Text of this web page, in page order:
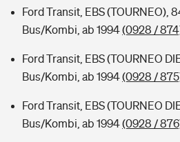
Ford Transit, EBS (TOURNEO),
Bus/Kombi, ab 1994(0928 /
Ford Transit, EBS (TOURNEO
Bus/Kombi, ab 1994(0928 /
Ford Transit, EBS (TOURNEO
Bus/Kombi, ab 1994(0928 /